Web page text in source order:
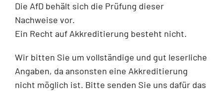
Die AfD behält sich die Prüfung dieser
Nachweise vor.
Ein Recht auf Akkreditierung besteht nicht.
Wir bitten Sie um vollständige und gut leserliche
Angaben, da ansonsten eine Akkreditierung
nicht möglich ist. Bitte senden Sie uns dafür das